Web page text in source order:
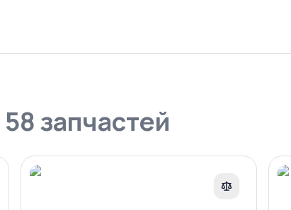
58запчастей